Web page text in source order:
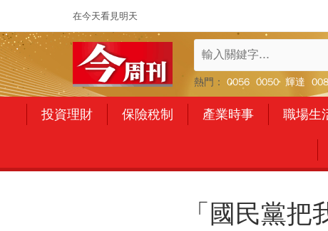
在今天看見明天
熱門： 0056 0050 輝達
投資理財 保險稅制 產業時事 職場生
「國民黨